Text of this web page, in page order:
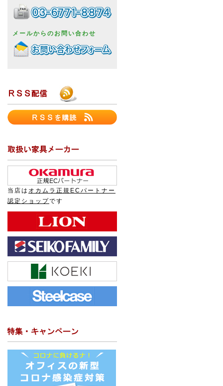
メールからのお問い合わせ
当店は オカムラ正規ECパートナー
認定ショップです